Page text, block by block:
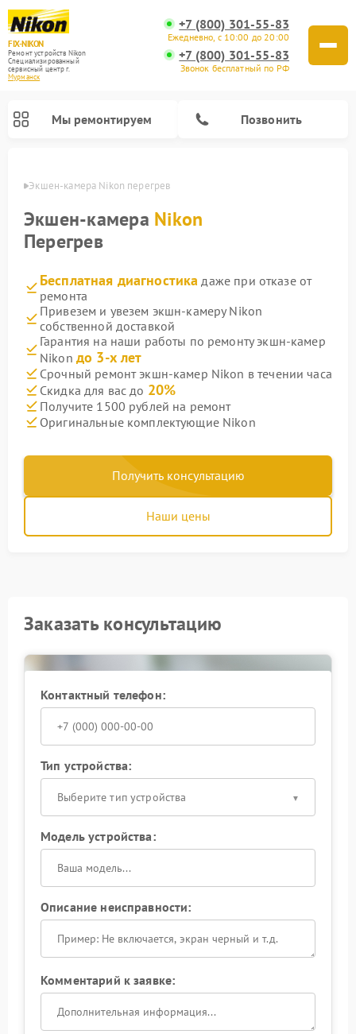
FIX-NIKON
Ремонт устройств Nikon
Специализированный
cервисный центр г.
Мурманск
+7 (800) 301-55-83
Ежедневно, с 10:00 до 20:00
+7 (800) 301-55-83
Звонок бесплатный по РФ
Мы ремонтируем Позвонить
Экшен-камера Nikon перегрев
Экшен-камера Nikon
Перегрев
Бесплатная диагностика даже при отказе от
ремонта
Привезем и увезем экшн-камеру Nikon
собственной доставкой
Гарантия на наши работы по ремонту экшн-камер
Nikon до 3-х лет
Срочный ремонт экшн-камер Nikon в течении часа
Скидка для вас до 20%
Получите 1500 рублей на ремонт
Оригинальные комплектующие Nikon
Получить консультацию
Наши цены
Заказать консультацию
Контактный телефон:
Тип устройства:
Выберите тип устройства
Модель устройства:
Описание неисправности:
Комментарий к заявке: